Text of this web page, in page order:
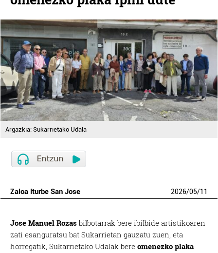
Argazkia: Sukarrietako Udala
Zaloa Iturbe San Jose 2026/05/11
Jose Manuel Rozas bilbotarrak bere ibilbide artistikoaren
zati esanguratsu bat Sukarrietan gauzatu zuen, eta
horregatik, Sukarrietako Udalak bereomenezko plaka